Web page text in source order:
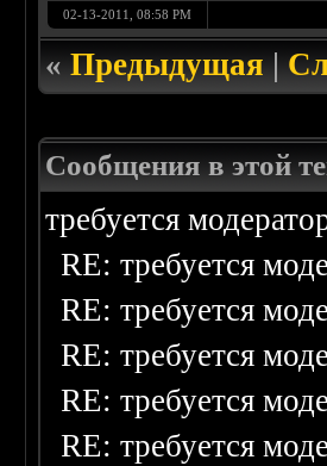
02-13-2011, 08:58 PM
«Предыдущая|
Сообщения в этой
требуется
RE: требуется
RE: требуется
RE: требуется
RE: требуется
RE: требуется